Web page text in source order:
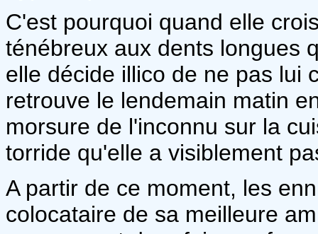
C'est pourquoi quand elle
ténébreux aux dents longues
elle décide illico de ne pas lui
retrouve le lendemain matin
morsure de l'inconnu sur la
torride qu'elle a visiblement
A partir de ce moment, les
colocataire de sa meilleure